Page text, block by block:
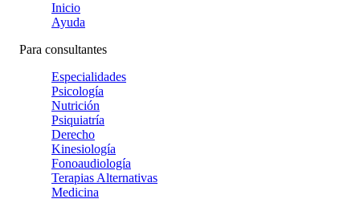
Inicio
Ayuda
Para consultantes
Especialidades
Psicología
Nutrición
Psiquiatría
Derecho
Kinesiología
Fonoaudiología
Terapias Alternativas
Medicina